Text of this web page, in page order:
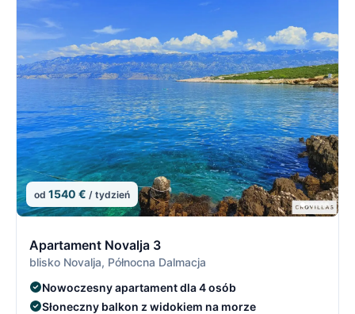
od 1540 € / tydzień
Apartament Novalja 3
blisko Novalja, Północna Dalmacja
Nowoczesny apartament dla 4 osób
Słoneczny balkon z widokiem na morze